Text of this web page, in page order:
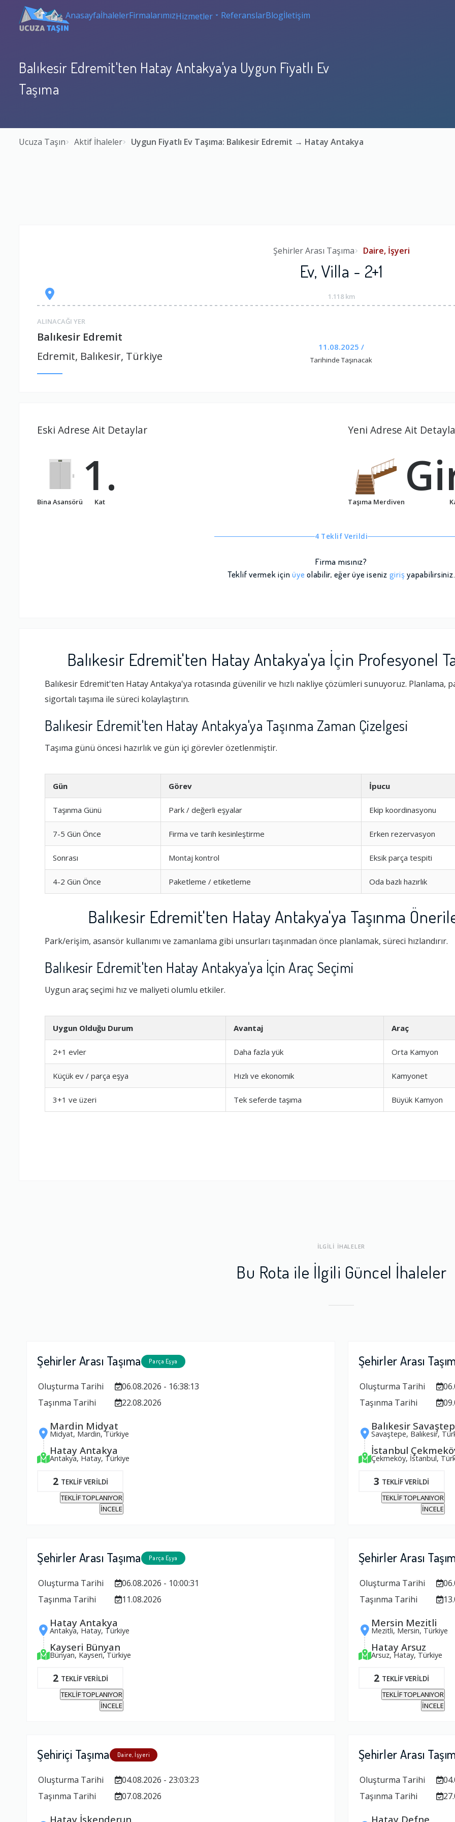
AnasayfaİhalelerFirmalarımızHizmetler ReferanslarBlogİletişim
Balıkesir Edremit'ten Hatay Antakya'ya Uygun Fiyatlı Ev
Taşıma
Ucuza Taşın Aktif İhaleler Uygun Fiyatlı Ev Taşıma: Balıkesir Edremit → Hatay Antakya
Şehirler Arası Taşıma Daire, İşyeri
Ev, Villa - 2+1
1.118 km
ALINACAĞI YER
Balıkesir Edremit
Edremit, Balıkesir, Türkiye
11.08.2025 /
Tarihinde Taşınacak
Eski Adrese Ait Detaylar
Bina Asansörü
1.
Kat
Yeni Adrese Ait
Taşıma Merdiven
4 Teklif Verildi
Firma mısınız?
Teklif vermek içinüye olabilir, eğer üye iseniz giriş yapabilirsiniz.
Balıkesir Edremit'ten Hatay Antakya'ya İçin Profesyonel
Balıkesir Edremit'ten Hatay Antakya'ya rotasında güvenilir ve hızlı nakliye çözümleri sunuyoruz. Planlama,
sigortalı taşıma ile süreci kolaylaştırın.
Balıkesir Edremit'ten Hatay Antakya'ya Taşınma Zaman Çizelgesi
Taşıma günü öncesi hazırlık ve gün içi görevler özetlenmiştir.
Gün Görev İpucu
Taşınma Günü Park / değerli eşyalar Ekip koordinasyonu
7-5 Gün Önce Firma ve tarih kesinleştirme Erken rezervasyon
Sonrası Montaj kontrol Eksik parça tespiti
4-2 Gün Önce Paketleme / etiketleme Oda bazlı hazırlık
Balıkesir Edremit'ten Hatay Antakya'ya Taşınma
Park/erişim, asansör kullanımı ve zamanlama gibi unsurları taşınmadan önce planlamak, süreci hızlandırır.
Balıkesir Edremit'ten Hatay Antakya'ya İçin Araç Seçimi
Uygun araç seçimi hız ve maliyeti olumlu etkiler.
Uygun Olduğu Durum Avantaj Araç
2+1 evler Daha fazla yük Orta Kamyon
Küçük ev / parça eşya Hızlı ve ekonomik Kamyonet
3+1 ve üzeri Tek seferde taşıma Büyük Kamyon
İLGİLİ İHALELER
Bu Rota ile İlgili Güncel İhaleler
Şehirler Arası Taşıma Parça Eşya
Oluşturma Tarihi
06.08.2026 - 16:38:13
Taşınma Tarihi
22.08.2026
Mardin Midyat
Midyat, Mardin, Türkiye
Hatay Antakya
Antakya, Hatay, Türkiye
2 TEKLİF VERİLDİ
TEKLİF TOPLANIYOR
İNCELE
Şehirler Arası
Oluşturma Tarihi
Taşınma Tarihi
Balıkesir
Savaştepe, Balıkesir,
İstanbul
Çekmeköy, İstanbul,
3 TEKLİF VERİLDİ
TEKLİF TOPLANIYOR
İNCELE
Şehirler Arası Taşıma Parça Eşya
Oluşturma Tarihi
06.08.2026 - 10:00:31
Taşınma Tarihi
11.08.2026
Hatay Antakya
Antakya, Hatay, Türkiye
Kayseri Bünyan
Bünyan, Kayseri, Türkiye
2 TEKLİF VERİLDİ
TEKLİF TOPLANIYOR
İNCELE
Şehirler Arası
Oluşturma Tarihi
Taşınma Tarihi
Mersin Mezitli
Mezitli, Mersin, Türkiye
Hatay Arsuz
Arsuz, Hatay, Türkiye
2 TEKLİF VERİLDİ
TEKLİF TOPLANIYOR
İNCELE
Şehiriçi Taşıma Daire, İşyeri
Oluşturma Tarihi
04.08.2026 - 23:03:23
Taşınma Tarihi
07.08.2026
Hatay İskenderun
Şehirler Arası
Oluşturma Tarihi
Taşınma Tarihi
Hatay Defne
Ambalajlama Hizmeti